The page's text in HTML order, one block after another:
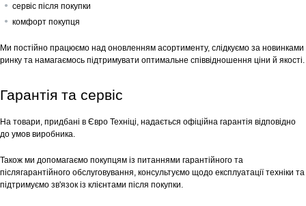
сервіс після покупки
комфорт покупця
Ми постійно працюємо над оновленням асортименту, слідкуємо за новинками
ринку та намагаємось підтримувати оптимальне співвідношення ціни й якості.
Гарантія та сервіс
На товари, придбані в Євро Техніці, надається офіційна гарантія відповідно
до умов виробника.
Також ми допомагаємо покупцям із питаннями гарантійного та
післягарантійного обслуговування, консультуємо щодо експлуатації техніки та
підтримуємо зв'язок із клієнтами після покупки.